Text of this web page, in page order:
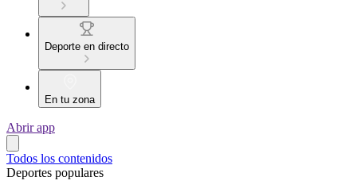
Deporte en directo
En tu zona
Abrir app
Todos los contenidos
Deportes populares